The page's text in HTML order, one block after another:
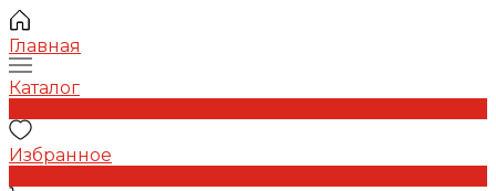
Главная
Каталог
Избранное